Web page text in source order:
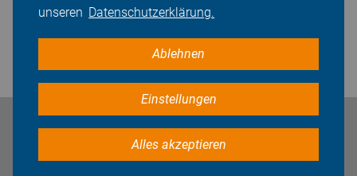
unseren Datenschutzerklärung.
Ablehnen
Einstellungen
Alles akzeptieren